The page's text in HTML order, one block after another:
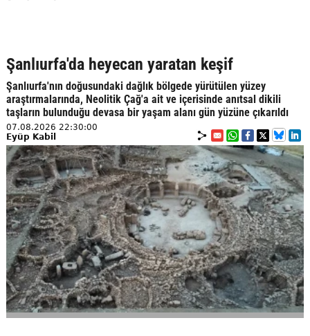
Şanlıurfa'da heyecan yaratan keşif
Şanlıurfa'nın doğusundaki dağlık bölgede yürütülen yüzey
araştırmalarında, Neolitik Çağ'a ait ve içerisinde anıtsal dikili
taşların bulunduğu devasa bir yaşam alanı gün yüzüne çıkarıldı
07.08.2026 22:30:00
Eyüp Kabil